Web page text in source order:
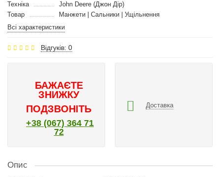
Техніка
John Deere (Джон Дір)
Товар
Манжети | Сальники | Ущільнення
Всі характеристики
Відгуків: 0
БАЖАЄТЕ
ЗНИЖКУ
ПОДЗВОНІТЬ
+38 (067) 364 71
72
Доставка
Опис